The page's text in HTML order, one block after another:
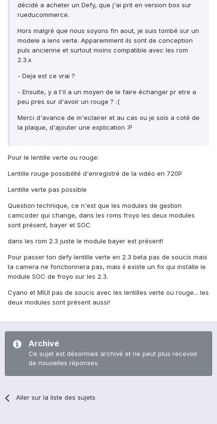
décidé a acheter un Defy, que j'ai prit en version box sur
rueducommerce.
Hors malgré que nous soyons fin aout, je suis tombé sur un
modele a lens verte. Apparemment ils sont de conception
puls ancienne et surtout moins compatible avec les rom
2.3.x
- Deja est ce vrai ?
- Ensuite, y a t'il a un moyen de le faire échanger pr etre a
peu pres sur d'avoir un rouge ? :(
Merci d'avance de m'eclairer et au cas ou je sois a coté de
la plaque, d'ajouter une explication :P
Pour le lentille verte ou rouge:
Lentille rouge possibilité d'enregistré de la vidéo en 720P
Lentille verte pas possible
Question technique, ce n'est que les modules de gestion
camcoder qui change, dans les roms froyo les deux modules
sont présent, bayer et SOC
dans les rom 2.3 juste le module bayer est présent!
Pour passer ton defy lentille verte en 2.3 beta pas de soucis mais
ta camera ne fonctionnera pas, mais il existe un fix qui installe le
module SOC de froyo sur les 2.3.
Cyano et MIUI pas de soucis avec les lentilles verte ou rouge... les
deux modules sont présent aussi!
Archivé
Ce sujet est désormais archivé et ne peut plus recevoir
de nouvelles réponses.
Aller sur la liste des sujets